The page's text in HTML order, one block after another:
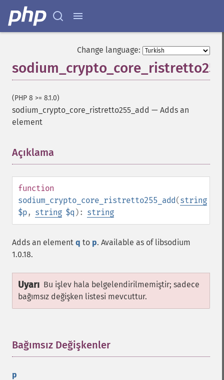
Change language:
(PHP 8 >= 8.1.0)
sodium_crypto_core_ristretto255_add — Adds an
element
Açıklama
function
sodium_crypto_core_ristretto255_add(string
$p, string $q ): string
Adds an element q to p. Available as of libsodium
1.0.18.
Uyarı Bu işlev hala belgelendirilmemiştir; sadece
bağımsız değişken listesi mevcuttur.
Bağımsız Değişkenler
p